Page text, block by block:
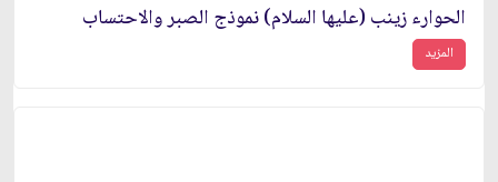
الحوارء زينب (عليها السلام) نموذج الصبر والاحتساب
المزيد